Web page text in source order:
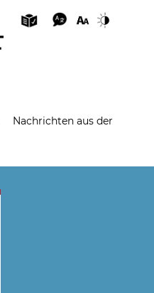
Nachrichten aus der